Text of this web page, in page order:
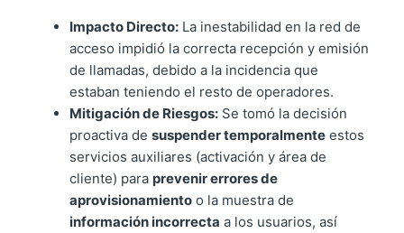
Impacto Directo:La inestabilidad en la red de
acceso impidió la correcta recepción y emisión
de llamadas, debido a la incidencia que
estaban teniendo el resto de operadores.
Mitigación de Riesgos:Se tomó la decisión
proactiva de suspender temporalmenteestos
servicios auxiliares (activación y área de
cliente) para prevenir errores de
aprovisionamientoo la muestra de
información incorrecta a los usuarios, así